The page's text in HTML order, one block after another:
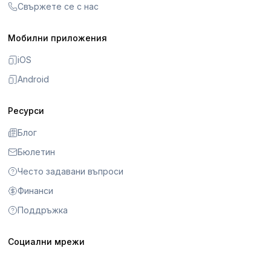
Свържете се с нас
Мобилни приложения
iOS
Android
Ресурси
Блог
Бюлетин
Често задавани въпроси
Финанси
Поддръжка
Социални мрежи